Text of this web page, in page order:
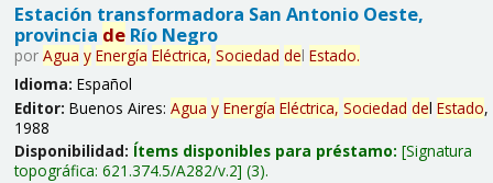
Estación transformadora San Antonio Oeste,
provincia deRío Negro
por Agua y Energía Eléctrica, Sociedad del Estado.
Idioma: Español
Editor: Buenos Aires: Agua y Energía Eléctrica, Sociedad del Estado,
1988
Disponibilidad: Ítems disponibles para préstamo: Signatura
topográfica: 621.374.5/A282/v.2 (3).